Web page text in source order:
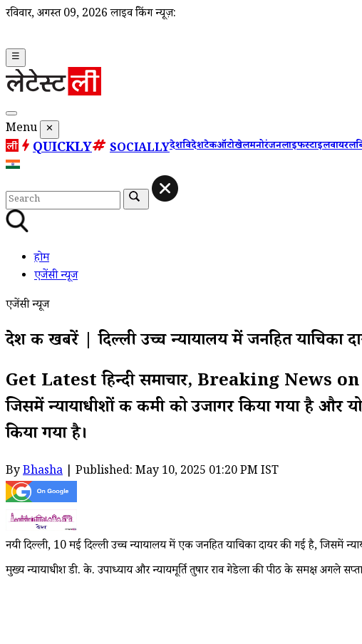
रविवार, अगस्त 09, 2026 लाइव ब्रेकिंग न्यूज़:
☰
Menu ✕
QUICKLY SOCIALLYदेशविदेशटेकऑटोखेलमनोरंजनलाइफस्टाइलवायरल
होम
एजेंसी न्यूज
एजेंसी न्यूज
देश की खबरें | दिल्ली उच्च न्यायालय में जनहित याचिका
Get Latest हिन्दी समाचार, Breaking News on
जिसमें न्यायाधीशों की कमी को उजागर किया गया है और
किया गया है।
ByBhasha | Published: May 10, 2025 01:20 PM IST
नयी दिल्ली, 10 मई दिल्ली उच्च न्यायालय में एक जनहित याचिका दायर की गई है, जिसमें
मुख्य न्यायाधीश डी. के. उपाध्याय और न्यायमूर्ति तुषार राव गेडेला की पीठ के समक्ष अगले